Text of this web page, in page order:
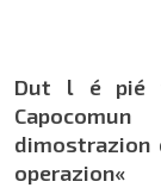
Dut l é pié
operazion«